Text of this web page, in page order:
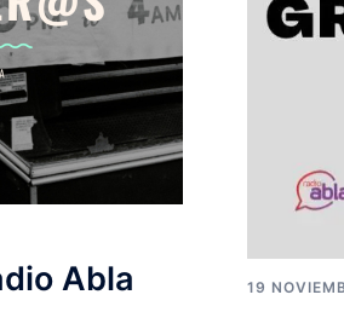
Abla 19